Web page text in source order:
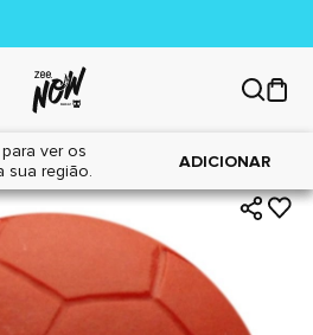
ver os
sua região.
ADICIONAR